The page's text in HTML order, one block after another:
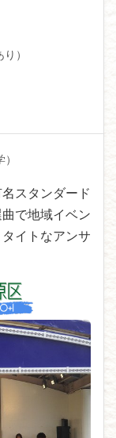
）
スタンダード
で地域イベン
イトなアンサ